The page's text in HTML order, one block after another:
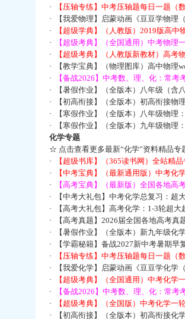
·
【压轴专练】中考压轴题每日一题（
·
【我爱物理】启蒙动画《豆豆学物理
·
【超级学典】（人教版）2019版高中
·
【超级考典】（全国通用）中考物理
·
【超级考典】（人教版新教材）高考
·
【教学宝典】（物理图库）高中物理
·
【备战2026】中考数、理、化：常考
·
【暑假作业】（全版本）八年级（含
·
【初高衔接】（全版本）初高衔接物
·
【寒假作业】（全版本）八年级物理
·
【寒假作业】（全版本）九年级物理
化学专题
☆ 点击查看更多最新“化学”资料精品专
·
【超级书库】（365读书网）全站精
·
【中考宝典】（最新通用版）中考化
·
【高考宝典】（最新版）全国各地高
·
【中考大礼包】中考化学总复习：超
·
【高考大礼包】高考化学：1-3轮超
·
【高考真题】2026届全国各地高考真
·
【暑假作业】（全版本）新九年级化
·
【学霸秘籍】备战2027新中考暑期早
·
【压轴专练】中考压轴题每日一题（
·
【我爱化学】启蒙动画《豆豆学化学
·
【超级考典】（全国通用）中考化学
·
【备战2026】中考数、理、化：常考
·
【超级考典】（全国版）中考化学一
·
【初高衔接】（全版本）初高衔接化